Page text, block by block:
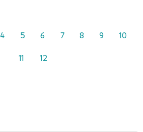
4 5 6 7 8 9 10
11 12